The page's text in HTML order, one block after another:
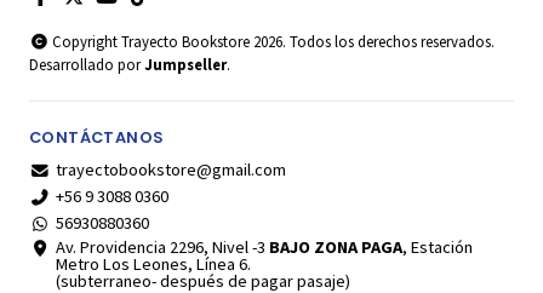
Copyright Trayecto Bookstore 2026. Todos los derechos reservados.
Desarrollado porJumpseller.
CONTÁCTANOS
trayectobookstore@gmail.com
+56 9 3088 0360
56930880360
Av. Providencia 2296, Nivel -3 BAJO ZONA PAGA, Estación
Metro Los Leones, Línea 6.
(subterraneo- después de pagar pasaje)